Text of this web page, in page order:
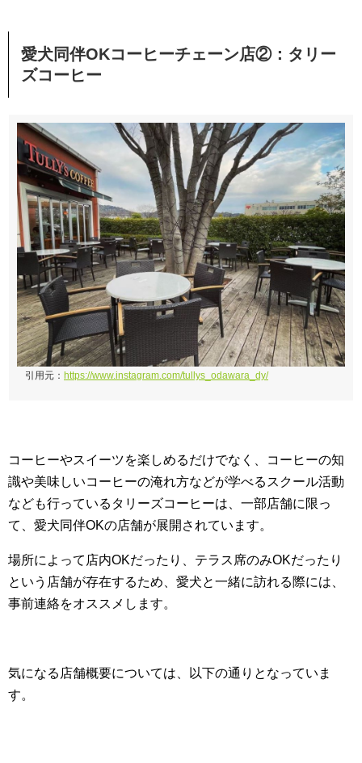
愛犬同伴OKコーヒーチェーン店②：タリー
ズコーヒー
引用元： https://www.instagram.com/tullys_odawara_dy/
コーヒーやスイーツを楽しめるだけでなく、コーヒーの知
識や美味しいコーヒーの淹れ方などが学べるスクール活動
なども行っているタリーズコーヒーは、一部店舗に限っ
て、愛犬同伴OKの店舗が展開されています。
場所によって店内OKだったり、テラス席のみOKだったり
という店舗が存在するため、愛犬と一緒に訪れる際には、
事前連絡をオススメします。
気になる店舗概要については、以下の通りとなっていま
す。